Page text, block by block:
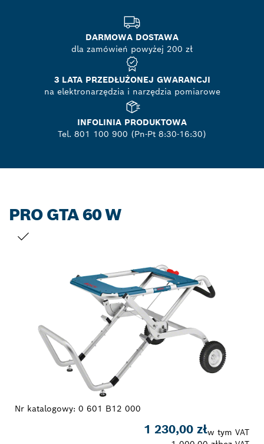
DARMOWA DOSTAWA
dla zamówień powyżej 200 zł
3 LATA PRZEDŁUŻONEJ GWARANCJI
na elektronarzędzia i narzędzia pomiarowe
INFOLINIA PRODUKTOWA
Tel. 801 100 900 (Pn-Pt 8:30-16:30)
PRO GTA 60 W
Nr katalogowy: 0 601 B12 000
1 230,00 złw tym VAT